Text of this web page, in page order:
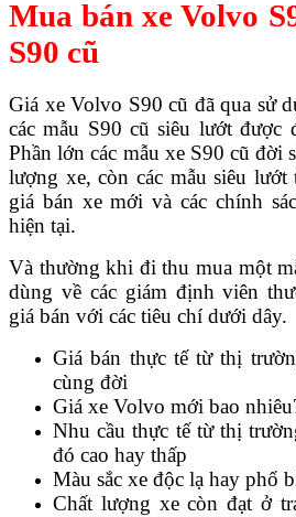
Mua bán xe Volvo
S90 cũ
Giá xe Volvo S90 cũ đã qua sử
các mẫu S90 cũ siêu lướt được
Phần lớn các mẫu xe S90 cũ đời
lượng xe, còn các mẫu siêu
giá bán xe mới và các chính
hiện tại.
Và thường khi đi thu mua một
dùng về các giám định viên
giá bán với các tiêu chí dưới dây.
Giá bán thực tế từ thị
cùng đời
Giá xe Volvo mới bao
Nhu cầu thực tế từ thị
đó cao hay thấp
Màu sắc xe độc lạ hay phổ
Chất lượng xe còn đạt ở